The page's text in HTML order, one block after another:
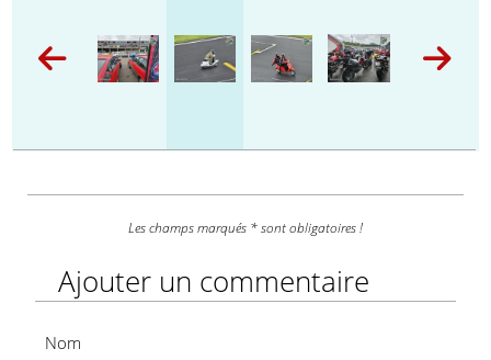
Les champs marqués * sont obligatoires !
Ajouter un commentaire
Nom